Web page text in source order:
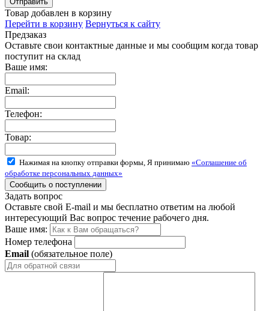
Товар добавлен в корзину
Перейти в корзину Вернуться к сайту
Предзаказ
Оставьте свои контактные данные и мы сообщим когда товар
поступит на склад
Ваше имя:
Email:
Телефон:
Товар:
Нажимая на кнопку отправки формы, Я принимаю «Соглашение об
обработке персональных данных»
Задать вопрос
Оставьте свой E-mail и мы бесплатно ответим на любой
интересующий Вас вопрос течение рабочего дня.
Ваше имя:
Номер телефона
Email (обязательное поле)